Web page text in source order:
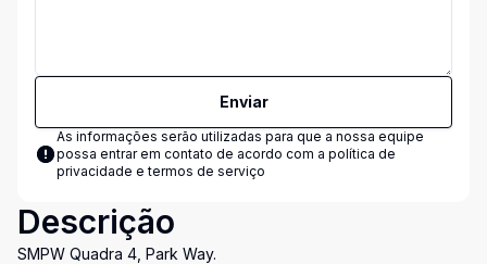
Enviar
As informações serão utilizadas para que a nossa equipe
possa entrar em contato de acordo com a política de
privacidade e termos de serviço
Descrição
SMPW Quadra 4, Park Way.